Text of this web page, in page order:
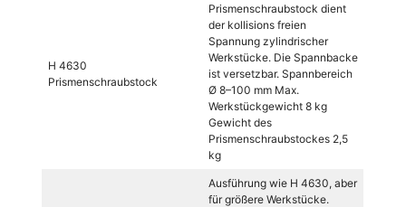
H 4630
Prismenschraubstock
Prismenschraubstock dient
der kollisions freien
Spannung zylindrischer
Werkstücke. Die Spannbacke
ist versetzbar. Spannbereich
Ø 8–100 mm Max.
Werkstückgewicht 8 kg
Gewicht des
Prismenschraubstockes 2,5
kg
Ausführung wie H 4630, aber
für größere Werkstücke.